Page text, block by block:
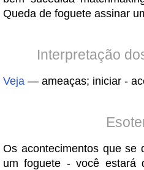
Queda de foguete assinar
Interpretação
Veja — ameaças; iniciar -
Os acontecimentos que se
um foguete - você estará